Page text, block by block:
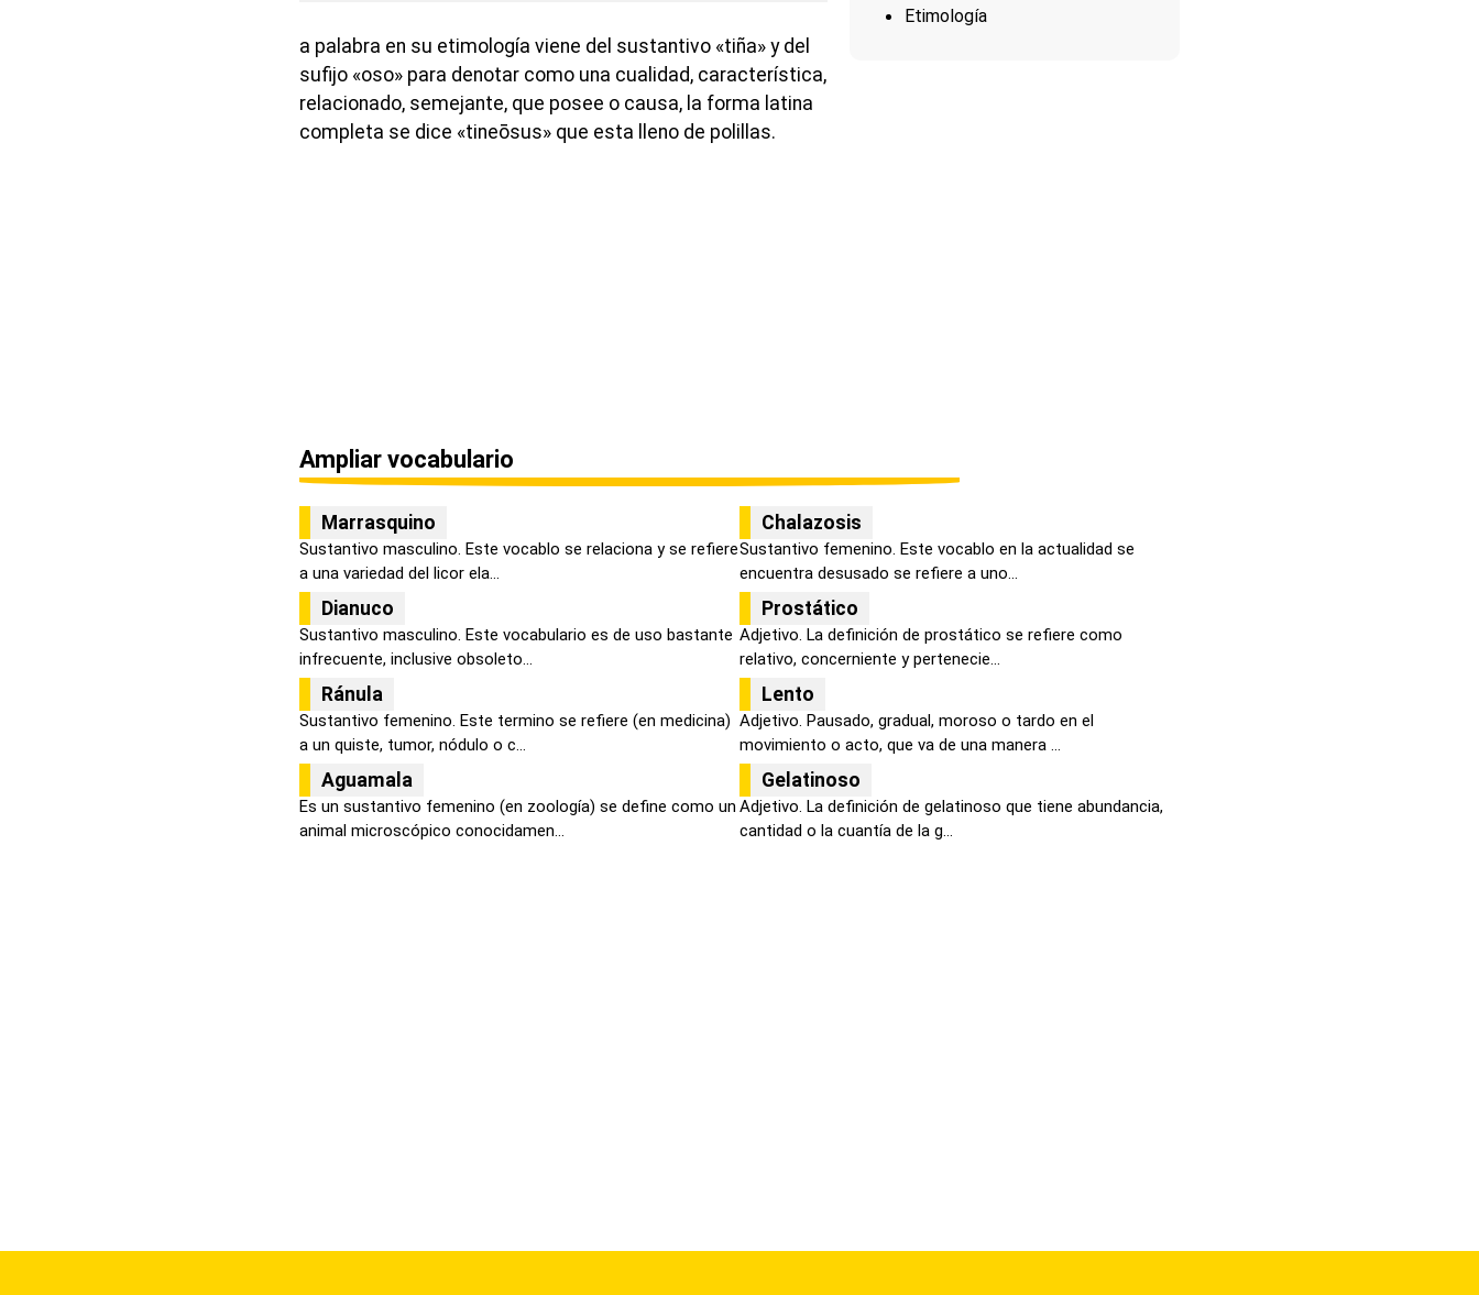
Etimología
a palabra en su etimología viene del sustantivo «tiña» y del
sufijo «oso» para denotar como una cualidad, característica,
relacionado, semejante, que posee o causa, la forma latina
completa se dice «tineōsus» que esta lleno de polillas.
Ampliar vocabulario
Marrasquino
Sustantivo masculino. Este vocablo se relaciona y se refiere
a una variedad del licor ela...
Chalazosis
Sustantivo femenino. Este vocablo en la actualidad se
encuentra desusado se refiere a uno...
Dianuco
Sustantivo masculino. Este vocabulario es de uso bastante
infrecuente, inclusive obsoleto...
Prostático
Adjetivo. La definición de prostático se refiere como
relativo, concerniente y pertenecie...
Ránula
Sustantivo femenino. Este termino se refiere (en medicina)
a un quiste, tumor, nódulo o c...
Lento
Adjetivo. Pausado, gradual, moroso o tardo en el
movimiento o acto, que va de una manera ...
Aguamala
Es un sustantivo femenino (en zoología) se define como un
animal microscópico conocidamen...
Gelatinoso
Adjetivo. La definición de gelatinoso que tiene abundancia,
cantidad o la cuantía de la g...